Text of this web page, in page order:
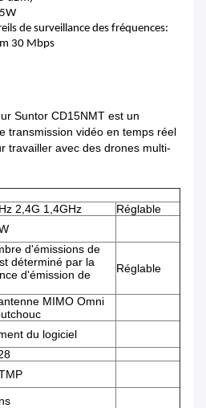
de surveillance des fréquences:
30 Mbps
Suntor CD15NMT est un
transmission vidéo en temps réel
travailler avec des drones multi-
2,4G 1,4GHz
Réglable
d'émissions de
déterminé par la
d'émission de
Réglable
MIMO Omni
du logiciel